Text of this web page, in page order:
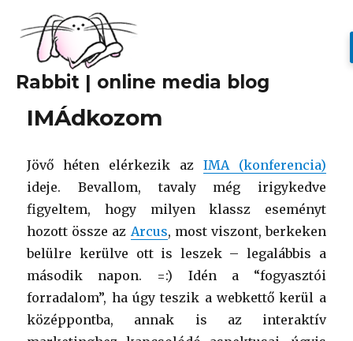
Rabbit | online media blog
IMÁdkozom
Jövő héten elérkezik az IMA (konferencia)
ideje. Bevallom, tavaly még irigykedve
figyeltem, hogy milyen klassz eseményt
hozott össze az Arcus, most viszont, berkeken
belülre kerülve ott is leszek – legalábbis a
második napon. =:) Idén a “fogyasztói
forradalom”, ha úgy teszik a webkettő kerül a
középpontba, annak is az interaktív